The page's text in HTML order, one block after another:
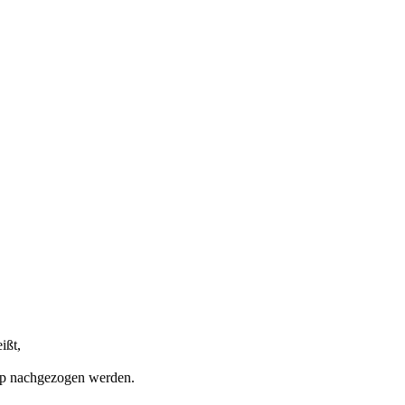
nachgezogen werden.